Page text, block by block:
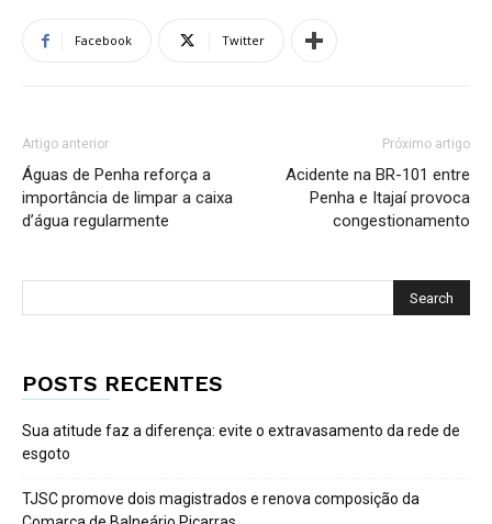
Facebook Twitter
Artigo anterior
Águas de Penha reforça a
importância de limpar a caixa
d’água regularmente
Próximo artigo
Acidente na BR-101 entre
Penha e Itajaí provoca
congestionamento
POSTS RECENTES
Sua atitude faz a diferença: evite o extravasamento da rede de
esgoto
TJSC promove dois magistrados e renova composição da